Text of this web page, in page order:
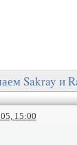
Sakray и
15:00